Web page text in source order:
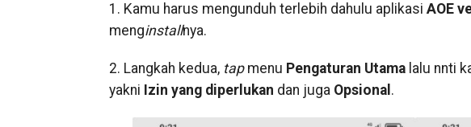
1. Kamu harus mengunduh terlebih dahulu aplikasi AOE
menginstallnya.
2. Langkah kedua, tapmenu Pengaturan Utamalalu nnti
yakni Izin yang diperlukan dan juga Opsional .